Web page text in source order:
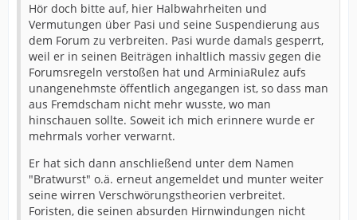
Hör doch bitte auf, hier Halbwahrheiten und
Vermutungen über Pasi und seine Suspendierung aus
dem Forum zu verbreiten. Pasi wurde damals gesperrt,
weil er in seinen Beiträgen inhaltlich massiv gegen die
Forumsregeln verstoßen hat und ArminiaRulez aufs
unangenehmste öffentlich angegangen ist, so dass man
aus Fremdscham nicht mehr wusste, wo man
hinschauen sollte. Soweit ich mich erinnere wurde er
mehrmals vorher verwarnt.
Er hat sich dann anschließend unter dem Namen
"Bratwurst" o.ä. erneut angemeldet und munter weiter
seine wirren Verschwörungstheorien verbreitet.
Foristen, die seinen absurden Hirnwindungen nicht